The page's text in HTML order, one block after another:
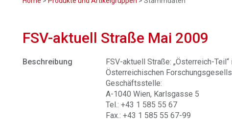
FSV-aktuell Straße Mai 2009
Beschreibung
FSV-aktuell Straße: „Österreich-
Österreichischen
Geschäftsstelle:
A-1040 Wien, Karlsgasse 5
Tel.: +43 1 585 55 67
Fax.: +43 1 585 55 67-99